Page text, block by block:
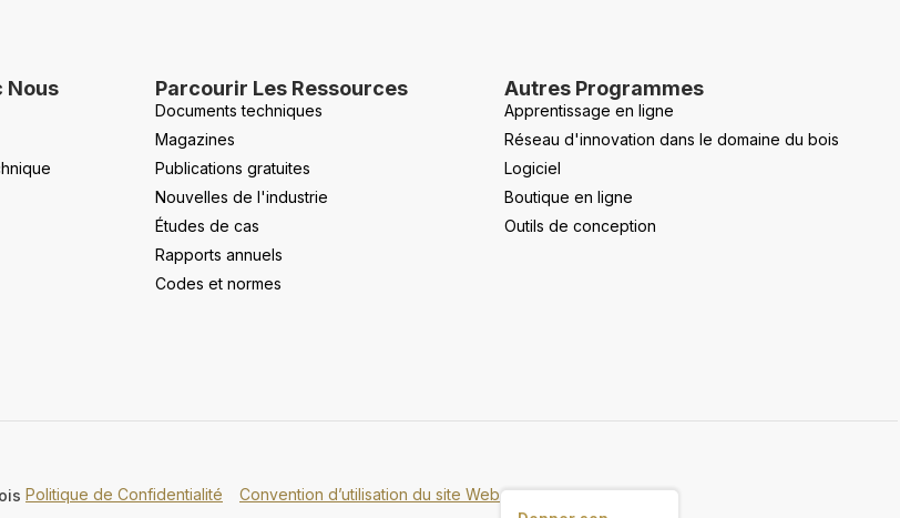
Nous Parcourir Les Ressources
Documents techniques
Magazines
Publications gratuites
Nouvelles de l'industrie
Études de cas
Rapports annuels
Codes et normes
Autres Programmes
Apprentissage en ligne
Réseau d'innovation dans le domaine du bois
Logiciel
Boutique en ligne
Outils de conception
Politique de Confidentialité
Convention d’utilisation du site Web